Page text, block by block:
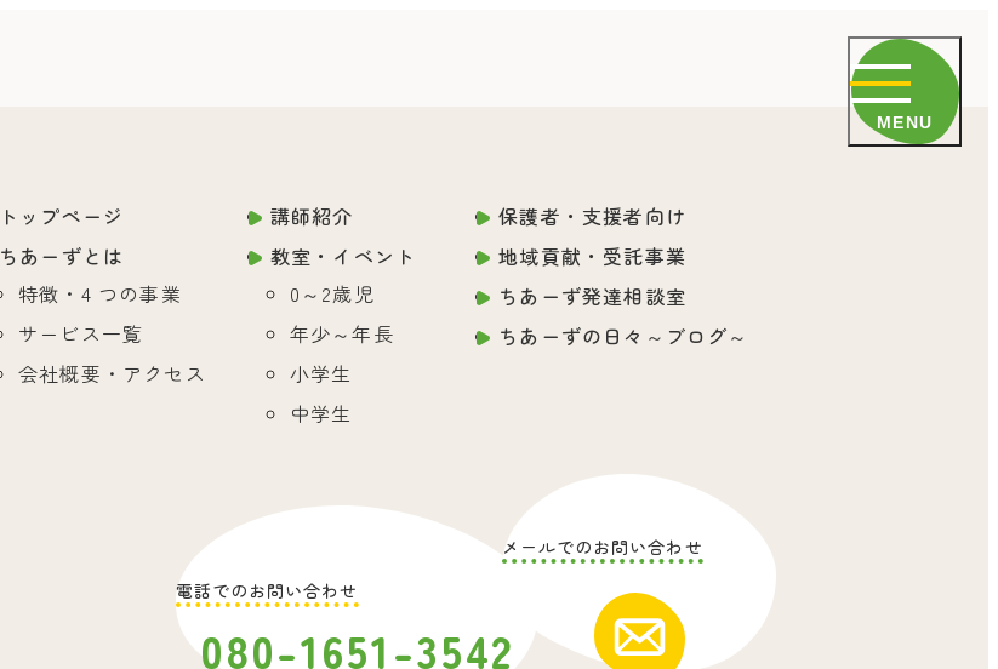
MENU
トップページ
ちあーずとは
特徴・4 つの事業
サービス一覧
会社概要・アクセス
講師紹介
教室・イベント
0～2歳児
年少～年長
小学生
中学生
保護者・支援者向け
地域貢献・受託事業
ちあーず発達相談室
ちあーずの日々～ブログ～
電話でのお問い合わせ
080-1651-3542
メールでのお問い合わせ